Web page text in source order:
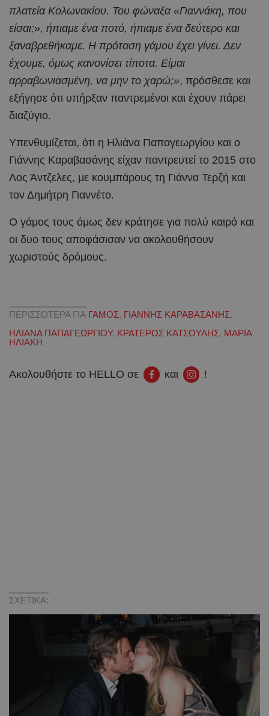
πλατεία Κολωνακίου. Του φώναξα «Γιαννάκη, που
είσαι;», ήπιαμε ένα ποτό, ήπιαμε ένα δεύτερο και
ξαναβρεθήκαμε. Η πρόταση γάμου έχει γίνει. Δεν
έχουμε, όμως κανονίσει τίποτα. Είμαι
αρραβωνιασμένη, να μην το χαρώ;», πρόσθεσε και
εξήγησε ότι υπήρξαν παντρεμένοι και έχουν πάρει
διαζύγιο.
Υπενθυμίζεται, ότι η Ηλιάνα Παπαγεωργίου και ο
Γιάννης Καραβασάνης είχαν παντρευτεί το 2015 στο
Λος Άντζελες, με κουμπάρους τη Γιάννα Τερζή και
τον Δημήτρη Γιαννέτο.
Ο γάμος τους όμως δεν κράτησε για πολύ καιρό και
οι δυο τους αποφάσισαν να ακολουθήσουν
χωριστούς δρόμους.
ΠΕΡΙΣΣΟΤΕΡΑ ΓΙΑ ΓΑΜΟΣ, ΓΙΑΝΝΗΣ ΚΑΡΑΒΑΣΑΝΗΣ,
ΗΛΙΑΝΑ ΠΑΠΑΓΕΩΡΓΙΟΥ, ΚΡΑΤΕΡΟΣ ΚΑΤΣΟΥΛΗΣ, ΜΑΡΙΑ
ΗΛΙΑΚΗ
Ακολουθήστε το HELLO σε και !
ΣΧΕΤΙΚΑ: